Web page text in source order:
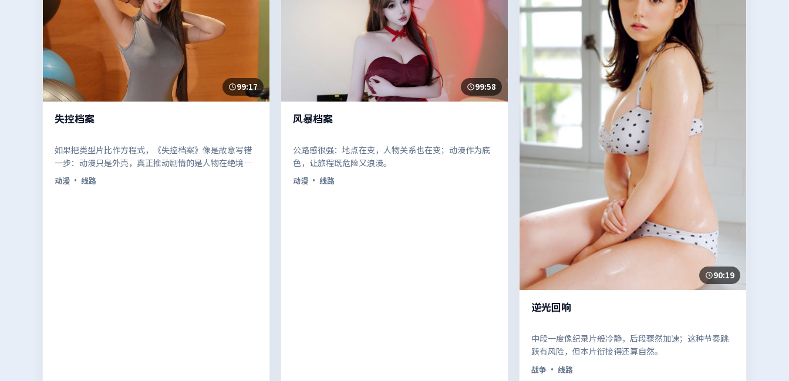
99:17
失控档案
如果把类型片比作方程式，《失控档案》像是故意写错
一步：动漫只是外壳，真正推动剧情的是人物在绝境里
的选择。
动漫 · 线路
99:58
风暴档案
公路感很强：地点在变，人物关系也在变；动漫作为底
色，让旅程既危险又浪漫。
动漫 · 线路
90:19
逆光回响
中段一度像纪录片般冷静，后段骤然加速；这种节奏跳
跃有风险，但本片衔接得还算自然。
战争 · 线路